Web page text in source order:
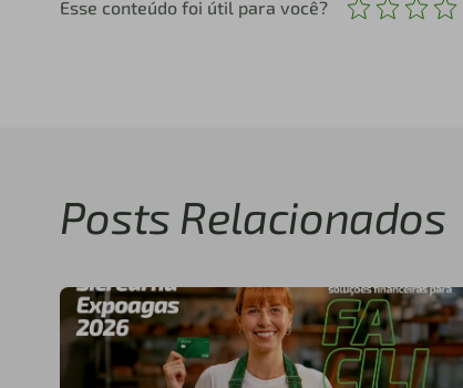
Esse conteúdo foi útil para você?
Posts Relacionados